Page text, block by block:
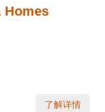
Homes
了解详情